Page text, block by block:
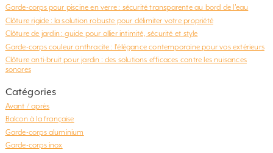
Garde-corps pour piscine en verre : sécurité transparente au bord de l’eau
Clôture rigide : la solution robuste pour délimiter votre propriété
Clôture de jardin : guide pour allier intimité, sécurité et style
Garde-corps couleur anthracite : l’élégance contemporaine pour vos extérieurs
Clôture anti-bruit pour jardin : des solutions efficaces contre les nuisances
sonores
Catégories
Avant / après
Balcon à la française
Garde-corps aluminium
Garde-corps inox